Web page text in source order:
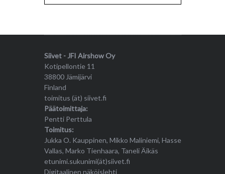
Siivet - JFI Airshow Oy
Kotipellontie 11
38800 Jämijärvi
Finland
toimitus (ät) siivet.fi
Päätoimittaja:
Pentti Perttula
Toimitus:
Jukka O. Kauppinen, Mikko Maliniemi, Hasse
Vallas, Marko Tienhaara, Taneli Äikäs
etunimi.sukunimi(ät)siivet.fi
Digitaalinen näköislehti